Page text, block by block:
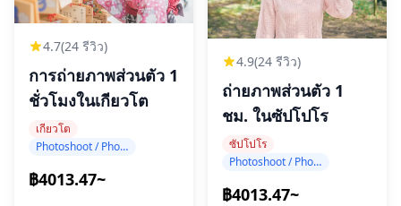
4.7(24 รีวิว)
การถ่ายภาพส่วนตัว 1
ชั่วโมงในเกียวโต
เกียวโต
Photoshoot / Photo tour
฿4013.47~
4.9(24 รีวิว)
ถ่ายภาพส่วนตัว 1
ชม. ในซัปโปโร
ซัปโปโร
Photoshoot / Photo tour
฿4013.47~